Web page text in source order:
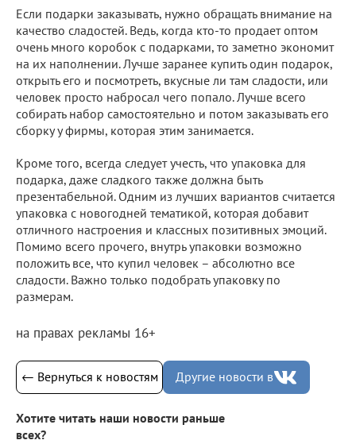
Если подарки заказывать, нужно обращать внимание на
качество сладостей. Ведь, когда кто-то продает оптом
очень много коробок с подарками, то заметно экономит
на их наполнении. Лучше заранее купить один подарок,
открыть его и посмотреть, вкусные ли там сладости, или
человек просто набросал чего попало. Лучше всего
собирать набор самостоятельно и потом заказывать его
сборку у фирмы, которая этим занимается.
Кроме того, всегда следует учесть, что упаковка для
подарка, даже сладкого также должна быть
презентабельной. Одним из лучших вариантов считается
упаковка с новогодней тематикой, которая добавит
отличного настроения и классных позитивных эмоций.
Помимо всего прочего, внутрь упаковки возможно
положить все, что купил человек – абсолютно все
сладости. Важно только подобрать упаковку по
размерам.
на правах рекламы 16+
← Вернуться к новостям Другие новости в
Хотите читать наши новости раньше
всех?